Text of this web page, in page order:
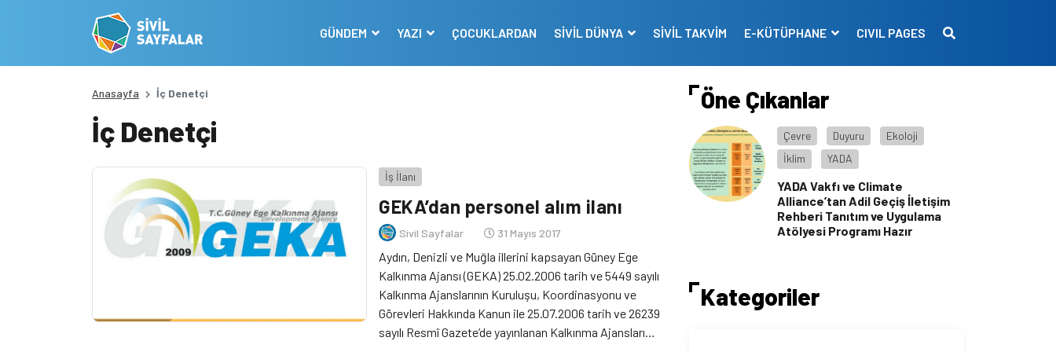
GÜNDEM YAZI ÇOCUKLARDAN SİVİL DÜNYA SİVİL TAKVİM E-KÜTÜPHANE CIVIL PAGES
Anasayfa İç Denetçi
İç Denetçi
İş İlanı
GEKA’dan personel alım ilanı
Sivil Sayfalar 31 Mayıs 2017
Aydın, Denizli ve Muğla illerini kapsayan Güney Ege
Kalkınma Ajansı (GEKA) 25.02.2006 tarih ve 5449 sayılı
Kalkınma Ajanslarının Kuruluşu, Koordinasyonu ve
Görevleri Hakkında Kanun ile 25.07.2006 tarih ve 26239
sayılı Resmî Gazete’de yayınlanan Kalkınma Ajansları
Öne Çıkanlar
Çevre Duyuru
Ekoloji
İklim
YADA
YADA Vakfı ve Climate
Alliance’tan Adil Geçiş İletişim
Rehberi Tanıtım ve Uygulama
Atölyesi Programı Hazır
Kategoriler